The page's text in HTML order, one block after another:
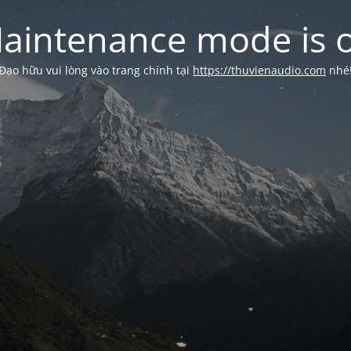
mode is
hữu vui lòng vào trang chính tại https://thuvienaudio.com